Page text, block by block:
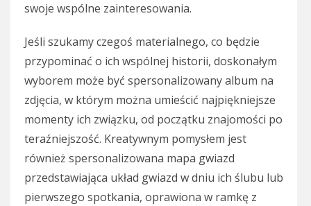
swoje wspólne zainteresowania.
Jeśli szukamy czegoś materialnego, co będzie
przypominać o ich wspólnej historii, doskonałym
wyborem może być spersonalizowany album na
zdjęcia, w którym można umieścić najpiękniejsze
momenty ich związku, od początku znajomości po
teraźniejszość. Kreatywnym pomysłem jest
również spersonalizowana mapa gwiazd
przedstawiająca układ gwiazd w dniu ich ślubu lub
pierwszego spotkania, oprawiona w ramkę z